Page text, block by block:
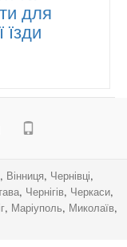
для
їзди
, Вінниця, Чернівці,
, Чернігів, Черкаси,
, Маріуполь, Миколаїв,